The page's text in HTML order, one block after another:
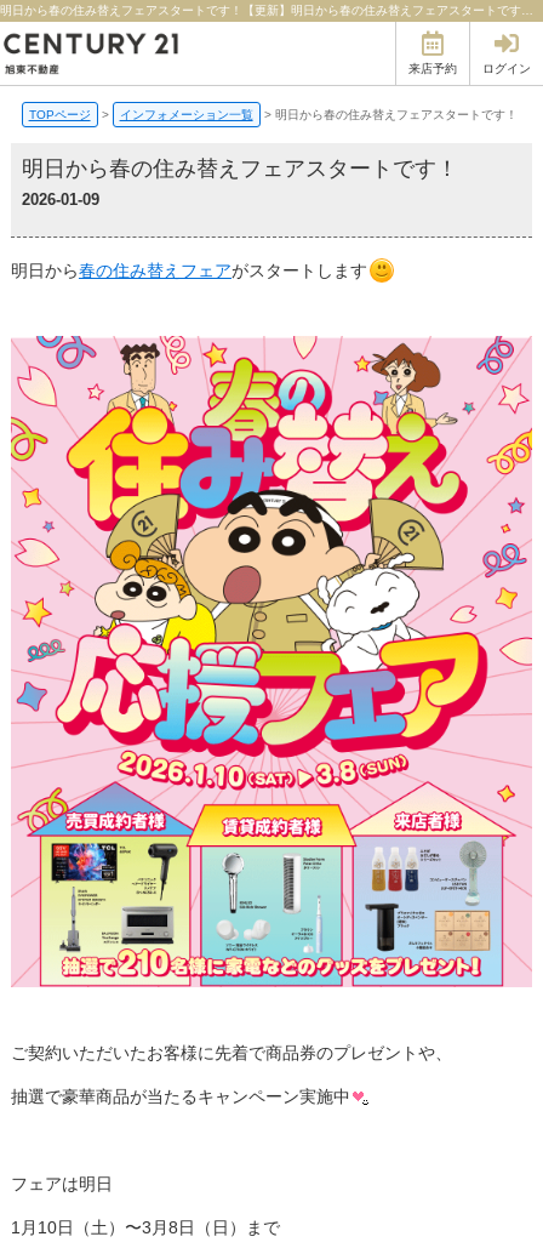
来店予約 ログイン
TOPページ > インフォメーション一覧 > 明日から春の住み替えフェアスタートです！
明日から春の住み替えフェアスタートです！
2026-01-09
明日から春の住み替えフェアがスタートします
ご契約いただいたお客様に先着で商品券のプレゼントや、
抽選で豪華商品が当たるキャンペーン実施中
フェアは明日
1月10日（土）〜3月8日（日）まで